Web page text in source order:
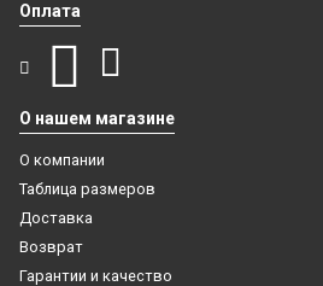
Оплата
О нашем магазине
О компании
Таблица размеров
Доставка
Возврат
Гарантии и качество